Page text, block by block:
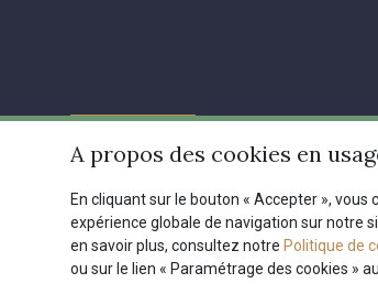
Conditions
A propos des cookies en
En cliquant sur le bouton « Accepter »,
expérience globale de navigation sur notre
en savoir plus, consultez notre Politique de
ou sur le lien « Paramétrage des cookies »